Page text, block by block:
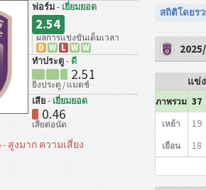
ฟอร์ม - เยี่ยมยอด
2.54
ผลการแข่งขันเต็มเวลา
D W L W W
ทำประตู - ดี
2.51
ยิงประตู / แมตช์
เสีย - เยี่ยมยอด
0.46
เสียต่อนัด
- สูงมาก ความเสี่ยง
สถิติโดยร
แข่ง
ภาพรวม 37
เหย้า 19
เยือน 18